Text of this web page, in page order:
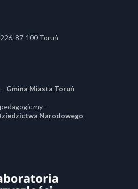
87-100 Toruń
Gmina Miasta Toruń
–
Narodowego